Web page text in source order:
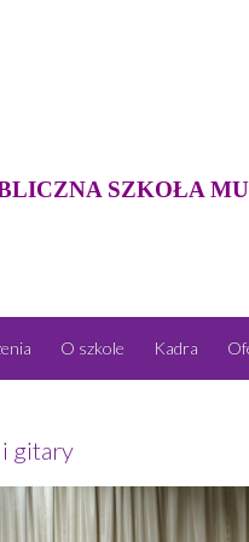
SZKOŁA
O szkole Kadra
gitary